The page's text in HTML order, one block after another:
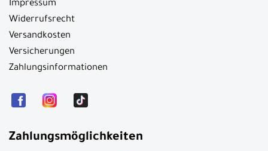
Impressum
Widerrufsrecht
Versandkosten
Versicherungen
Zahlungsinformationen
Zahlungsmöglichkeiten